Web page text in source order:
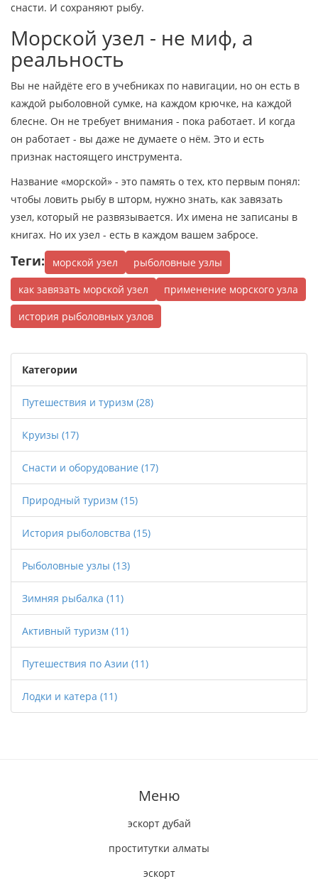
снасти. И сохраняют рыбу.
Морской узел - не миф, а
реальность
Вы не найдёте его в учебниках по навигации, но он есть в
каждой рыболовной сумке, на каждом крючке, на каждой
блесне. Он не требует внимания - пока работает. И когда
он работает - вы даже не думаете о нём. Это и есть
признак настоящего инструмента.
Название «морской» - это память о тех, кто первым понял:
чтобы ловить рыбу в шторм, нужно знать, как завязать
узел, который не развязывается. Их имена не записаны в
книгах. Но их узел - есть в каждом вашем забросе.
Теги: морской узел
рыболовные узлы
как завязать морской узел
применение морского узла
история рыболовных узлов
Категории
Путешествия и туризм (28)
Круизы (17)
Снасти и оборудование (17)
Природный туризм (15)
История рыболовства (15)
Рыболовные узлы (13)
Зимняя рыбалка (11)
Активный туризм (11)
Путешествия по Азии (11)
Лодки и катера (11)
Меню
эскорт дубай
проститутки алматы
эскорт